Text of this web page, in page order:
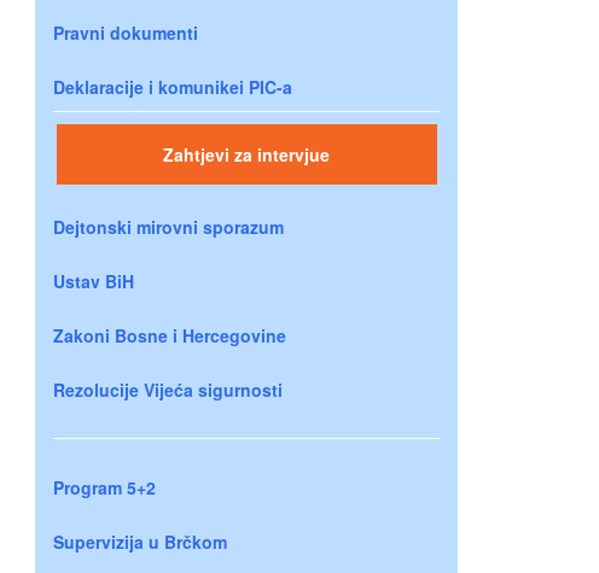
Pravni dokumenti
Deklaracije i komunikei PIC-a
Zahtjevi za intervjue
Dejtonski mirovni sporazum
Ustav BiH
Zakoni Bosne i Hercegovine
Rezolucije Vijeća sigurnosti
Program 5+2
Supervizija u Brčkom